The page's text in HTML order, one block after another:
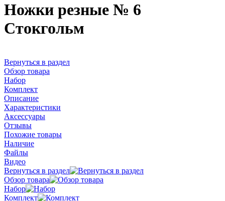
Ножки резные № 6
Стокгольм
Вернуться в раздел
Обзор товара
Набор
Комплект
Описание
Характеристики
Аксессуары
Отзывы
Похожие товары
Наличие
Файлы
Видео
Вернуться в раздел
Обзор товара
Набор
Комплект